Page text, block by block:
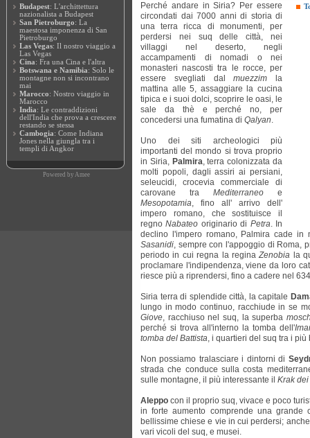
Budapest: L'archittettura
nazionalista a Budapest
San Pietroburgo: La
maestosa imponenza di San
Pietroburgo
Las Vegas: Il nostro viaggio a
Las Vegas
Cina: Fra una Cina e l'altra
Botswana e Namibia: Solo le
montagne non si incontrano
mai
Marocco: Nostro viaggio in
Marocco
India: Le contraddizioni
dell'India che prova a crescere
restando se stessa
Cambogia: Come Indiana
Jones nella giungla tra i
templi di Angkor
Powered by Amee
Perché andare in Siria? Per essere
circondati dai 7000 anni di storia di
una terra ricca di monumenti, per
perdersi nei suq delle città, nei
villaggi nel deserto, negli
accampamenti di nomadi o nei
monasteri nascosti tra le rocce, per
essere svegliati dalmuezzim la
mattina alle 5, assaggiare la cucina
tipica e i suoi dolci, scoprire le oasi, le
sale da thè e perché no, per
concedersi una fumatina di Qalyan.
Uno dei siti archeologici più
importanti del mondo si trova proprio
in Siria, Palmira, terra colonizzata da
molti popoli, dagli assiri ai persiani,
seleucidi, crocevia commerciale di
carovane tra Mediterraneo e
Mesopotamia, fino all' arrivo dell'
impero romano, che sostituisce il
regnoNabateo originario di Petra. In
declino l'impero romano, Palmira cade
Sasanidi, sempre con l'appoggio di Roma,
periodo in cui regna la reginaZenobia la
proclamare l'indipendenza, viene da loro
riesce più a riprendersi, fino a cadere nel
Siria terra di splendide città, la capitale
lungo in modo continuo, racchiude in se
Giove, racchiuso nel suq, la superba
perché si trova all'interno la tomba dell'
tomba del Battista, i quartieri del suq tra i
Non possiamo tralasciare i dintorni di
strada che conduce sulla costa
sulle montagne, il più interessante il Krak
Aleppo con il proprio suq, vivace e poco
in forte aumento comprende una grande
bellissime chiese e vie in cui perdersi;
vari vicoli del suq, e musei.